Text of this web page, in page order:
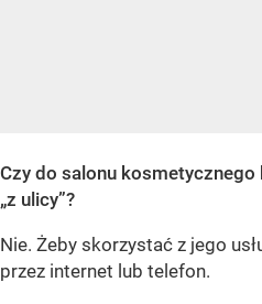
Czy do salonu
„z ulicy”?
Nie. Żeby skorzystać z jego
przez internet lub telefon.